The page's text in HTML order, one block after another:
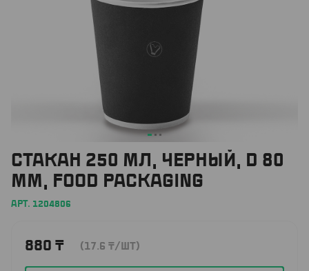
СТАКАН 250 МЛ, ЧЕРНЫЙ, D 80
ММ, FOOD PACKAGING
АРТ. 1204806
880 ₸ (17.6 ₸/ШТ)